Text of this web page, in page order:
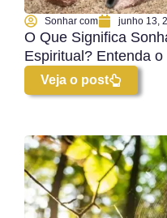
Sonhar com junho 13,
O Que Significa
Espiritual? Entenda
Veja o post